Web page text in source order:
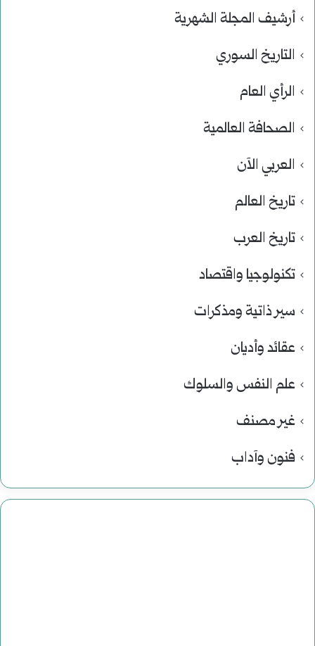
أرشيف المجلة الشهرية
التاريخ السوري
الرأي العام
الصحافة العالمية
العربي الآن
تاريخ العالم
تاريخ العرب
تكنولوجيا واقتصاد
سير ذاتية ومذكرات
عقائد وأديان
علم النفس والسلوك
غير مصنف
فنون وآداب